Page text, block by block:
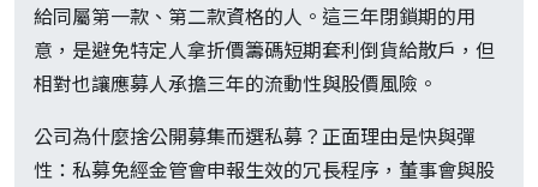
給同屬第一款、第二款資格的人。這三年閉鎖期的用
意，是避免特定人拿折價籌碼短期套利倒貨給散戶，但
相對也讓應募人承擔三年的流動性與股價風險。
公司為什麼捨公開募集而選私募？正面理由是快與彈
性：私募免經金管會申報生效的冗長程序，董事會與股